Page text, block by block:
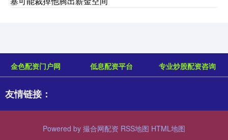
金色配资门户网 低息配资平台 专业炒股配资咨询
友情链接：
Powered by 撮合网配资 RSS地图 HTML地图